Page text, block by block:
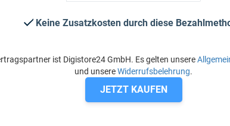
Keine Zusatzkosten durch diese
ist Digistore24 GmbH. Es gelten unsere
und unsereWiderrufsbelehrung.
JETZT KAUFEN